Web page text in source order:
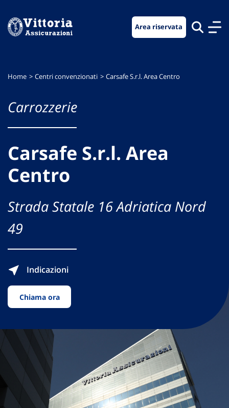
menu
contenuto
footer
Area riservata
Home Centri convenzionati Carsafe S.r.l. Area Centro
Carrozzerie
Carsafe S.r.l. Area
Centro
Strada Statale 16 Adriatica Nord
49
Indicazioni
Chiama ora